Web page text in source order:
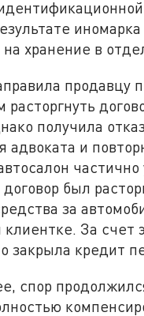
хранение в
продавцу
расторгнуть
получила
адвоката и
частично
был
за
За счет
закрыла кредит
спор